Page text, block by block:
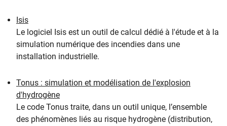
Isis
Le logiciel Isis est un outil de calcul dédié à l'étude et à la
simulation numérique des incendies dans une
installation industrielle.
Tonus : simulation et modélisation de l'explosion
d'hydrogène
Le code Tonus traite, dans un outil unique, l’ensemble
des phénomènes liés au risque hydrogène (distribution,